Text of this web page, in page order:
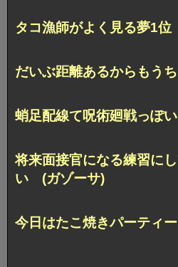
タコ漁師がよく見る夢1
だいぶ距離あるからもう
蛸足配線て呪術廻戦っぽ
将来面接官になる練習に
い (ガゾーサ)
今日はたこ焼きパーティ